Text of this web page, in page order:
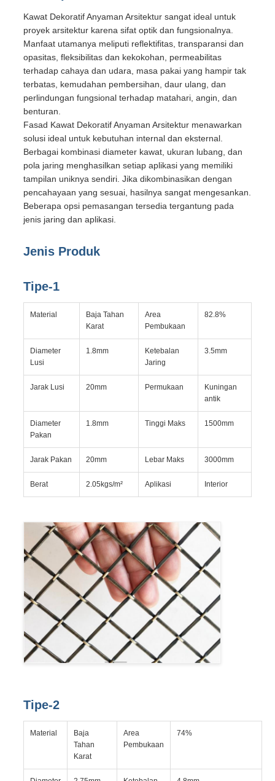
Kawat Dekoratif Anyaman Arsitektur sangat ideal untuk
proyek arsitektur karena sifat optik dan fungsionalnya.
Manfaat utamanya meliputi reflektifitas, transparansi dan
opasitas, fleksibilitas dan kekokohan, permeabilitas
terhadap cahaya dan udara, masa pakai yang hampir tak
terbatas, kemudahan pembersihan, daur ulang, dan
perlindungan fungsional terhadap matahari, angin, dan
benturan.
Fasad Kawat Dekoratif Anyaman Arsitektur menawarkan
solusi ideal untuk kebutuhan internal dan eksternal.
Berbagai kombinasi diameter kawat, ukuran lubang, dan
pola jaring menghasilkan setiap aplikasi yang memiliki
tampilan uniknya sendiri. Jika dikombinasikan dengan
pencahayaan yang sesuai, hasilnya sangat mengesankan.
Beberapa opsi pemasangan tersedia tergantung pada
jenis jaring dan aplikasi.
Jenis Produk
Tipe-1
Material
Baja Tahan
Karat
Area
Pembukaan
82.8%
Diameter
Lusi
1.8mm
Ketebalan
Jaring
3.5mm
Jarak Lusi 20mm Permukaan
Kuningan
antik
Diameter
Pakan
1.8mm Tinggi Maks 1500mm
Jarak Pakan 20mm Lebar Maks 3000mm
Berat 2.05kgs/m² Aplikasi Interior
Tipe-2
Material
Baja
Tahan
Karat
Area
Pembukaan
74%